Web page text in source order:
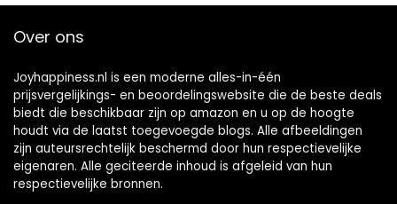
Over ons
Joyhappiness.nl is een moderne alles-in-één
prijsvergelijkings- en beoordelingswebsite die de beste deals
biedt die beschikbaar zijn op amazon en u op de hoogte
houdt via de laatst toegevoegde blogs. Alle afbeeldingen
zijn auteursrechtelijk beschermd door hun respectievelijke
eigenaren. Alle geciteerde inhoud is afgeleid van hun
respectievelijke bronnen.